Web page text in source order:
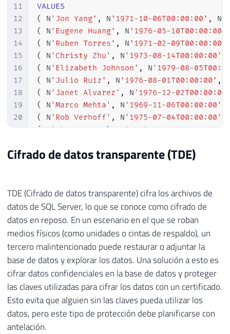
11
12
13
14
15
16
17
18
19
20
21
23
26
27
28
29
31
VALUES
(
N 'Jon Yang' , N '1971-10-06T00:00:00' , N
(
N 'Eugene Huang' , N '1976-05-10T00:00:00'
(
N 'Ruben Torres' , N '1971-02-09T00:00:00'
(
N 'Christy Zhu' , N '1973-08-14T00:00:00'
(
N 'Elizabeth Johnson' , N '1979-08-
(
N 'Julio Ruiz' , N '1976-08-01T00:00:00' ,
(
N 'Janet Alvarez' , N '1976-12-
(
N 'Marco Mehta' , N '1969-11-06T00:00:00'
(
N 'Rob Verhoff' , N '1975-07-04T00:00:00'
( N'Shannon Carlson', N'1969-09-
( N'Curtis Lu', N'1969-05-03T00:00:00'
( N'Sydney Bennett', N '1973-11-
( N'Chloe Young', N'1984-08-26T00:00:00'
( N'Wyatt Hill', N'1984-10-25T00:00:00'
( N 'Shannon Wang' '1949-12-24T00:00:00'
N 'Clarence Rai' , '1955-10-06T00:00:00'
N 'Luke Lal' , N'1983-09-04T00:00:00'
Cifrado de datos transparente (TDE)
TDE (Cifrado de datos transparente) cifra los archivos de
datos de SQL Server, lo que se conoce como cifrado de
datos en reposo. En un escenario en el que se roban
medios físicos (como unidades o cintas de respaldo), un
tercero malintencionado puede restaurar o adjuntar la
base de datos y explorar los datos. Una solución a esto es
cifrar datos confidenciales en la base de datos y proteger
las claves utilizadas para cifrar los datos con un certificado.
Esto evita que alguien sin las claves pueda utilizar los
datos, pero este tipo de protección debe planificarse con
antelación.